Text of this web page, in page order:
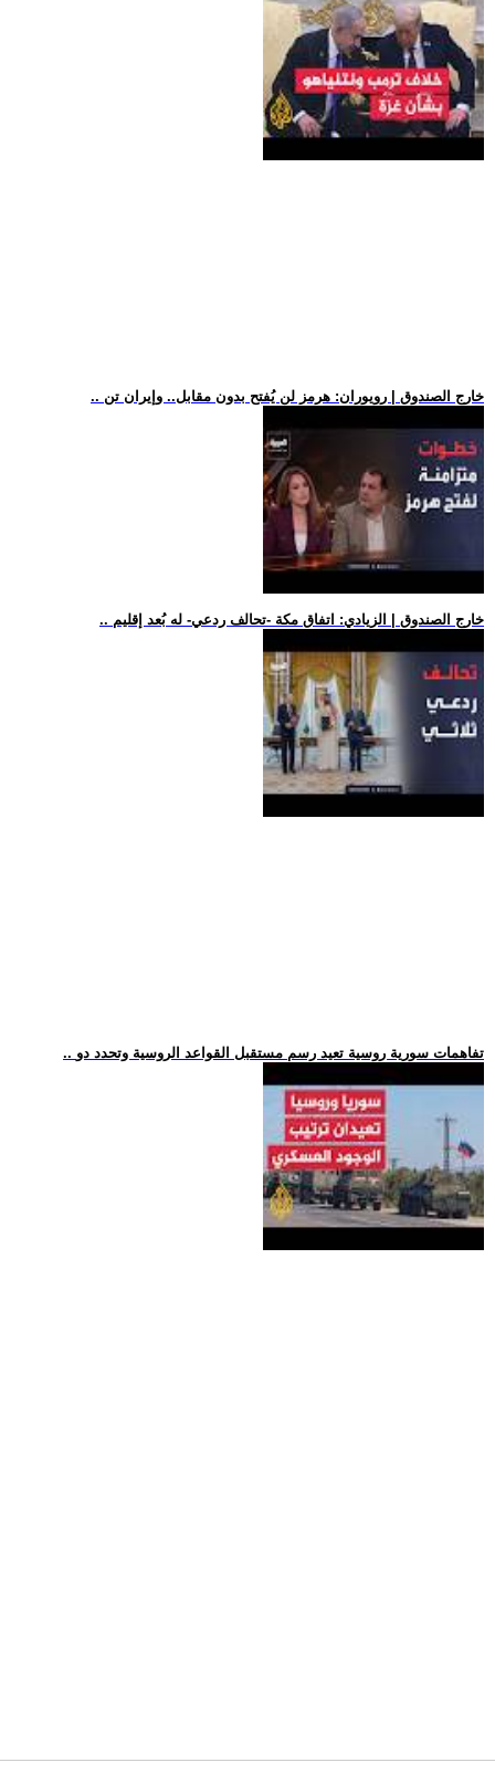
.. خارج الصندوق | رويوران: هرمز لن يُفتح بدون مقابل.. وإيران تن
.. خارج الصندوق | الزيادي: اتفاق مكة -تحالف ردعي- له بُعد إقليم
.. تفاهمات سورية روسية تعيد رسم مستقبل القواعد الروسية وتحدد دو